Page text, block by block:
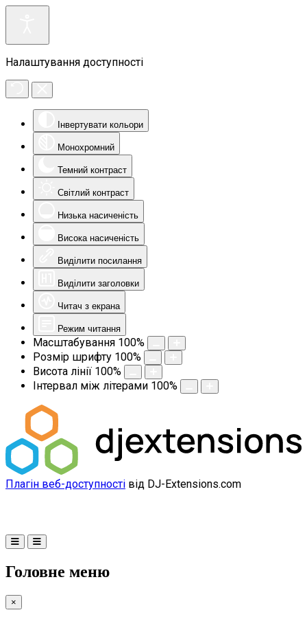
Налаштування доступності
Інвертувати кольори
Монохромний
Темний контраст
Світлий контраст
Низька насиченість
Висока насиченість
Виділити посилання
Виділити заголовки
Читач з екрана
Режим читання
Масштабування 100%
Розмір шрифту 100%
Висота лінії 100%
Інтервал між літерами 100%
Плагін веб-доступності від DJ-Extensions.com
Головне меню
×